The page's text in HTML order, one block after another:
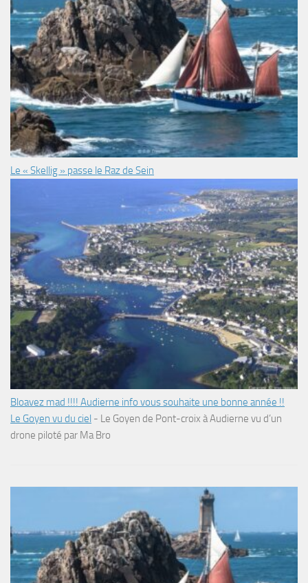
Le « Skellig » passe le Raz de Sein
Bloavez mad !!!! Audierne info vous souhaite une bonne année !!
Le Goyen vu du ciel - Le Goyen de Pont-croix à Audierne vu d’un
drone piloté par Ma Bro